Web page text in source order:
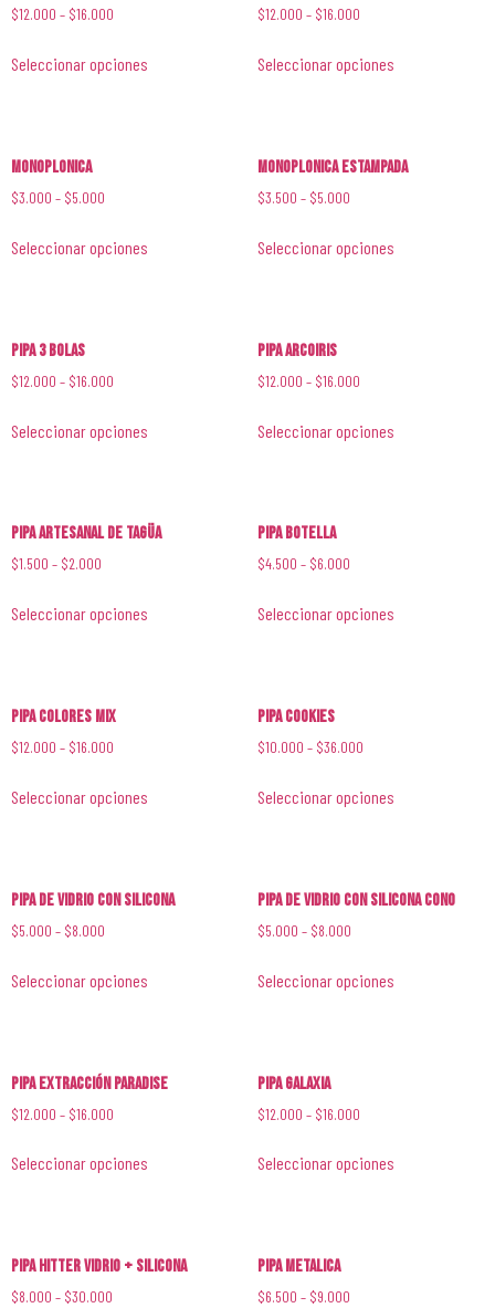
$12.000 – $16.000
Seleccionar opciones
$12.000 – $16.000
Seleccionar opciones
Monoplonica
$3.000 – $5.000
Seleccionar opciones
Monoplonica Estampada
$3.500 – $5.000
Seleccionar opciones
Pipa 3 Bolas
$12.000 – $16.000
Seleccionar opciones
Pipa Arcoiris
$12.000 – $16.000
Seleccionar opciones
Pipa Artesanal de Tagüa
$1.500 – $2.000
Seleccionar opciones
Pipa Botella
$4.500 – $6.000
Seleccionar opciones
Pipa Colores Mix
$12.000 – $16.000
Seleccionar opciones
Pipa Cookies
$10.000 – $36.000
Seleccionar opciones
Pipa de Vidrio con Silicona
$5.000 – $8.000
Seleccionar opciones
Pipa de Vidrio con Silicona Cono
$5.000 – $8.000
Seleccionar opciones
Pipa Extracción Paradise
$12.000 – $16.000
Seleccionar opciones
Pipa Galaxia
$12.000 – $16.000
Seleccionar opciones
Pipa Hitter Vidrio + Silicona
$8.000 – $30.000
Pipa Metalica
$6.500 – $9.000